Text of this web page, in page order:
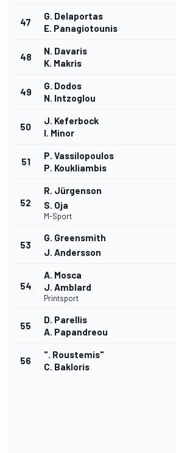
47
G. Delaportas
E. Panagiotounis
48
N. Davaris
K. Makris
49
G. Dodos
N. Intzoglou
50
J. Keferbock
I. Minor
51
P. Vassilopoulos
P. Koukliambis
52
R. Jürgenson
S. Oja
M-Sport
53
G. Greensmith
J. Andersson
54
A. Mosca
J. Amblard
Printsport
55
D. Parellis
A. Papandreou
56
". Roustemis"
C. Bakloris